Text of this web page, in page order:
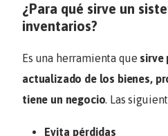
¿Para qué sirve un
inventarios?
Es una herramienta que sirve
actualizado de los bienes,
tiene un negocio. Las
Evita pérdidas